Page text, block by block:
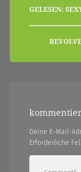
GELESEN:
Deine E-Mail-
Erforderliche